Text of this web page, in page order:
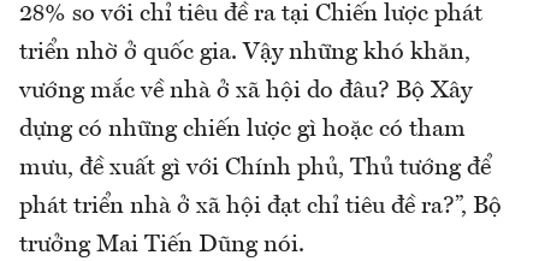
28% so với chỉ tiêu đề ra tại Chiến lược phát
triển nhờ ở quốc gia. Vậy những khó khăn,
vướng mắc về nhà ở xã hội do đâu? Bộ Xây
dựng có những chiến lược gì hoặc có tham
mưu, đề xuất gì với Chính phủ, Thủ tướng để
phát triển nhà ở xã hội đạt chỉ tiêu đề ra?”, Bộ
trưởng Mai Tiến Dũng nói.